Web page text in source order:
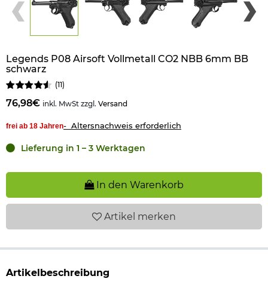
Legends P08 Airsoft Vollmetall CO2 NBB 6mm BB
schwarz
(11 )
76,98€ inkl. MwSt zzgl. Versand
frei ab 18 Jahren- Altersnachweis erforderlich
Lieferung in 1 – 3 Werktagen
In den Warenkorb
Artikel merken
Artikelbeschreibung